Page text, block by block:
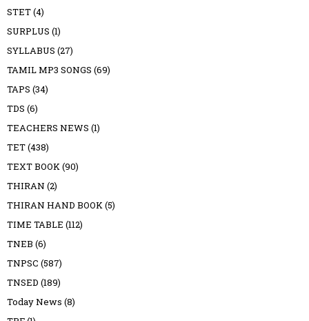
STET(4)
SURPLUS (1)
SYLLABUS (27)
TAMIL MP3 SONGS (69)
TAPS (34)
TDS (6)
TEACHERS NEWS (1)
TET(438)
TEXT BOOK(90)
THIRAN (2)
THIRAN HAND BOOK(5)
TIME TABLE (112)
TNEB (6)
TNPSC (587)
TNSED (189)
Today News (8)